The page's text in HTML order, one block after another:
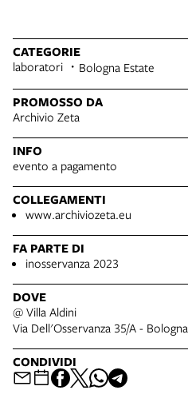
CATEGORIE
laboratori Bologna Estate
PROMOSSO DA
Archivio Zeta
INFO
evento a pagamento
COLLEGAMENTI
www.archiviozeta.eu
FA PARTE DI
inosservanza 2023
DOVE
@ Villa Aldini
Via Dell'Osservanza 35/A - Bologna
CONDIVIDI